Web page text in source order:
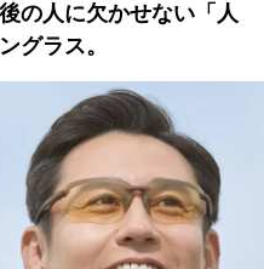
の人に欠かせない「人
グラス。